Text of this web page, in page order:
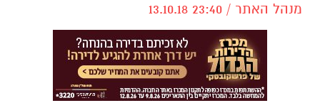
מנהל האתר / 23:40 13.10.18